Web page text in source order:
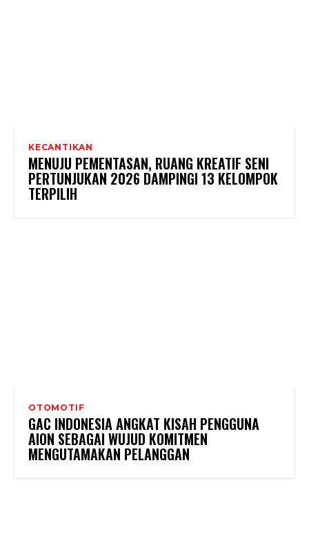
KECANTIKAN
MENUJU PEMENTASAN, RUANG KREATIF SENI
PERTUNJUKAN 2026 DAMPINGI 13 KELOMPOK
TERPILIH
OTOMOTIF
GAC INDONESIA ANGKAT KISAH PENGGUNA
AION SEBAGAI WUJUD KOMITMEN
MENGUTAMAKAN PELANGGAN